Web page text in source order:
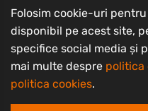
Folosim cookie-uri
disponibil pe acest site,
specifice social media și
mai multe despre politica
politica cookies.